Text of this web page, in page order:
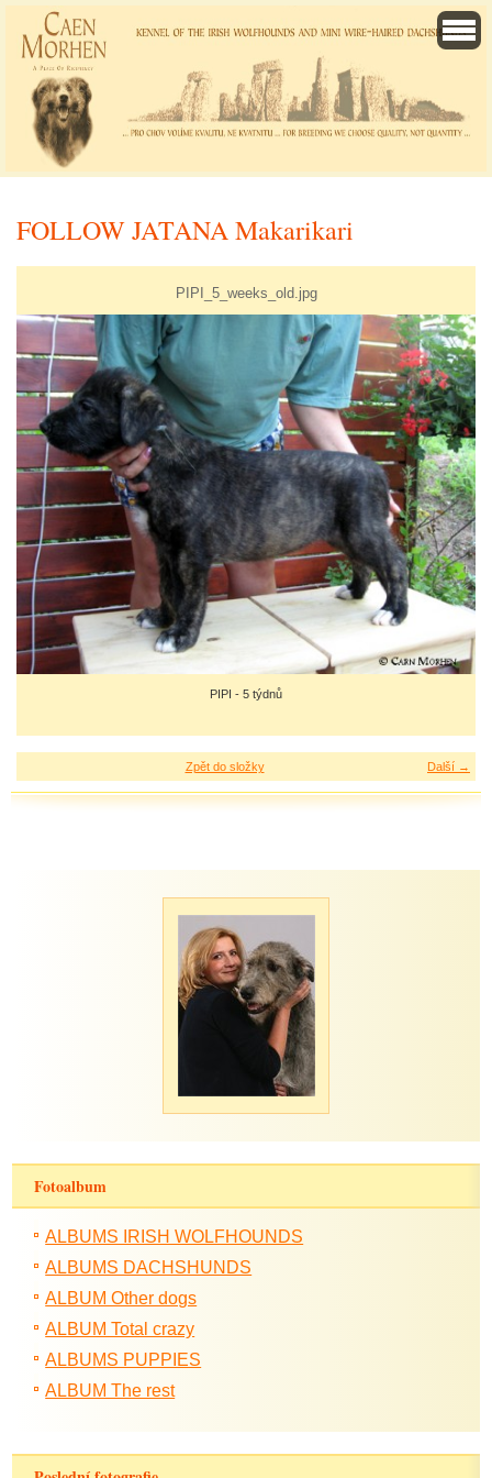
FOLLOW JATANA Makarikari
PIPI_5_weeks_old.jpg
PIPI - 5 týdnů
Další →
Zpět do složky
Fotoalbum
ALBUMS IRISH WOLFHOUNDS
ALBUMS DACHSHUNDS
ALBUM Other dogs
ALBUM Total crazy
ALBUMS PUPPIES
ALBUM The rest